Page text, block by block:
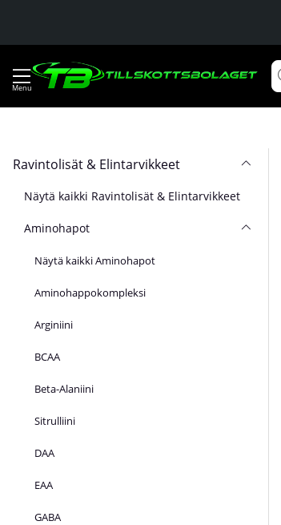
Ravintolisät & Elintarvikkeet
Näytä kaikki Ravintolisät & Elintarvikkeet
Aminohapot
Näytä kaikki Aminohapot
Aminohappokompleksi
Arginiini
BCAA
Beta-Alaniini
Sitrulliini
DAA
EAA
GABA